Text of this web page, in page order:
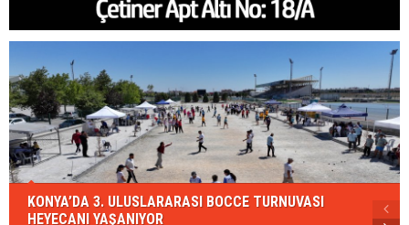
KONYA’DA 3. ULUSLARARASI BOCCE TURNUVASI
HEYECANI YAŞANIYOR